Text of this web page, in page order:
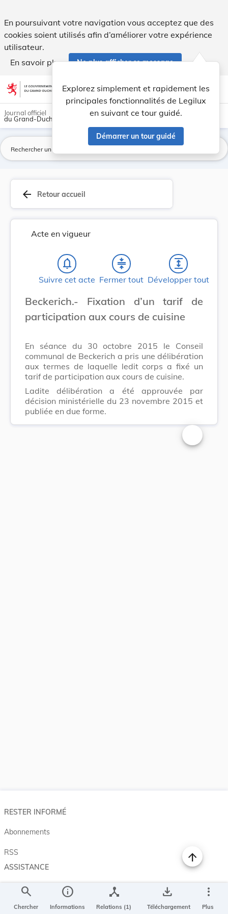
En poursuivant votre navigation vous acceptez que des
cookies soient utilisés afin d’améliorer votre expérience
utilisateur.
En savoir plus
Ne plus afficher ce message
Aller au contenu account_circle help Aide
Explorez simplement et rapidement les
principales fonctionnalités de Legilux
en suivant ce tour guidé.
Démarrer un tour guidé
light_mode dark_mode
Journal officiel
du Grand-Duché de Luxembourg
arrow_back Retour accueil
Acte en vigueur
notifications_none
Suivre cet acte
compress
Fermer tout
expand
Développer tout
Beckerich.- Fixation d’un tarif de
participation aux cours de cuisine
En séance du 30 octobre 2015 le Conseil
communal de Beckerich a pris une délibération
aux termes de laquelle ledit corps a fixé un
tarif de participation aux cours de cuisine.
Ladite délibération a été approuvée par
décision ministérielle du 23 novembre 2015 et
publiée en due forme.
Changer la
search
Chercher
info
Informations
device_hub
Relations (1)
save_alt
Téléchargement
more_vert
Plus
RESTER INFORMÉ
Abonnements
RSS
ASSISTANCE
Aide et à propos
Projet Casemates